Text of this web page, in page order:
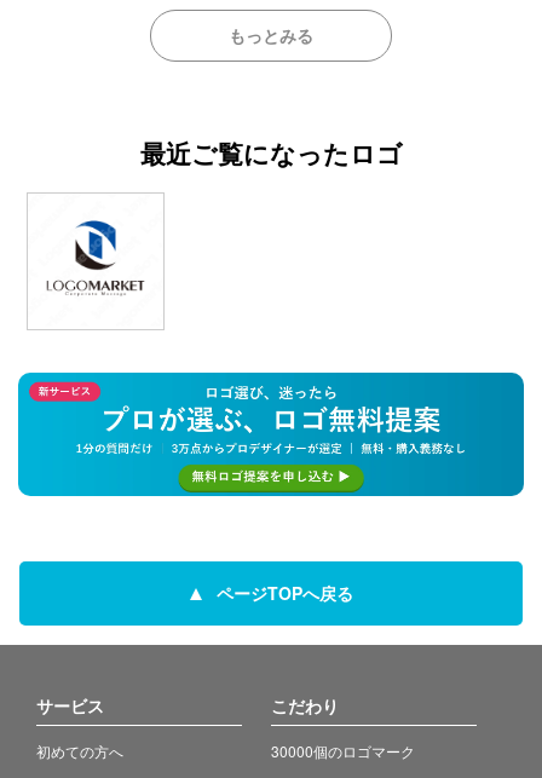
もっとみる
最近ご覧になったロゴ
ページTOPへ戻る
サービス
初めての方へ
こだわり
30000個のロゴマーク